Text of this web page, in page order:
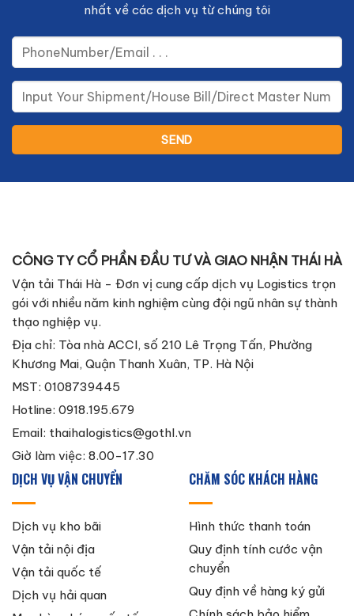
nhất về các dịch vụ từ chúng tôi
CÔNG TY CỔ PHẦN ĐẦU TƯ VÀ GIAO NHẬN THÁI HÀ
Vận tải Thái Hà - Đơn vị cung cấp dịch vụ Logistics trọn
gói với nhiều năm kinh nghiệm cùng đội ngũ nhân sự thành
thạo nghiệp vụ.
Địa chỉ: Tòa nhà ACCI, số 210 Lê Trọng Tấn, Phường
Khương Mai, Quận Thanh Xuân, TP. Hà Nội
MST: 0108739445
Hotline: 0918.195.679
Email: thaihalogistics@gothl.vn
Giờ làm việc: 8.00-17.30
DỊCH VỤ VẬN CHUYỂN
Dịch vụ kho bãi
Vận tải nội địa
Vận tải quốc tế
Dịch vụ hải quan
CHĂM SÓC KHÁCH HÀNG
Hình thức thanh toán
Quy định tính cước vận
chuyển
Quy định về hàng ký gửi